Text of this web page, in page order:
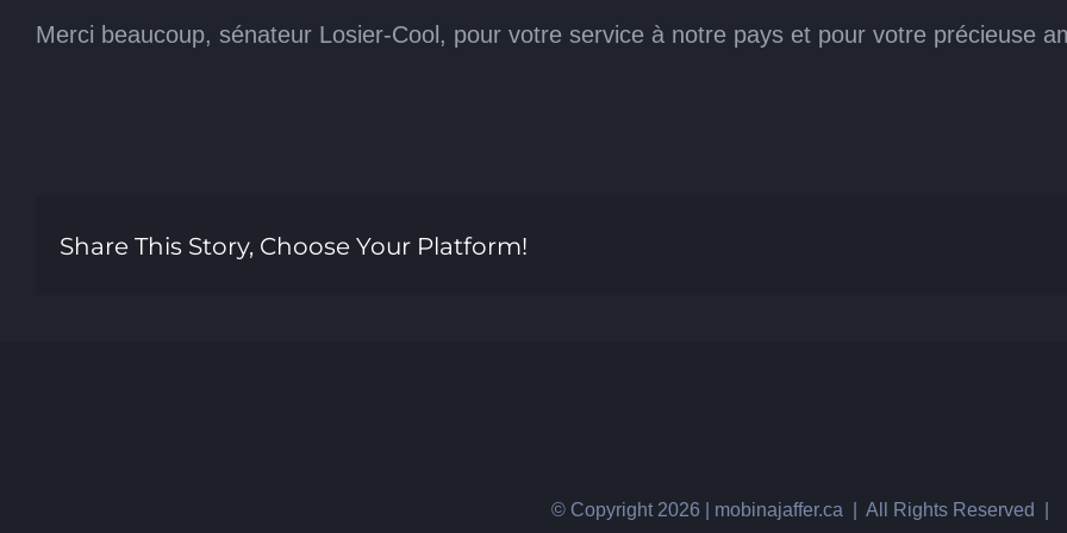
Merci beaucoup, sénateur Losier-Cool, pour votre service à notre pays et pour votre précieuse
Share This Story, Choose Your Platform!
© Copyright 2026 | mobinajaffer.ca | All Rights Reserved |